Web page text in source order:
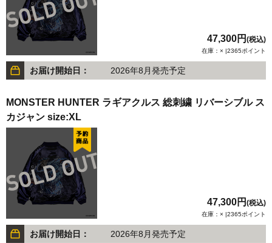
47,300円 (税込)
在庫：× |2365ポイント
お届け開始日： 2026年8月発売予定
MONSTER HUNTER ラギアクルス 総刺繍 リバーシブル ス
カジャン size:XL
47,300円 (税込)
在庫：× |2365ポイント
お届け開始日： 2026年8月発売予定